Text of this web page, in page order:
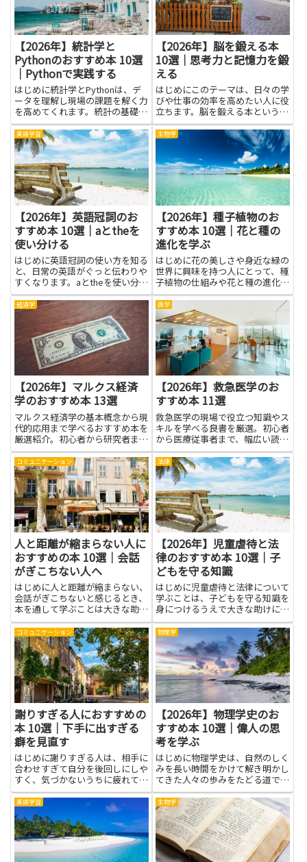
功...
【2026年】統計学と
Pythonのおすすめ本 10選
｜Pythonで実践する
はじめに統計学とPythonは、デ
ータを理解し現場の課題を解く力
を高めてくれます。統計の基礎
と、データの傾きを読み取る視
点、分析を再現性高く進める方法
を身につけると、資料作成や意思
決定の質が上がります。Python
を使えば、手作業の煩雑さを...
【2026年】脳を鍛える本
10選｜思考力と記憶力を鍛
える
はじめにこのテーマは、日々の学
びや仕事の効率を高めたい人に役
立ちます。脳を鍛える本という選
択肢を手に取ると、難しい専門書
の代わりに、読みやすい例えや実
践ノウハウを通じて、思考力と記
憶力を鍛えるヒントを見つけやす
くなります。読書を習慣にする
こ...
英語学習
【2026年】英語冠詞のお
すすめ本 10選｜aとtheを
使い分ける
はじめに英語冠詞の使い方を知る
と、日常の英語がぐっと伝わりや
すくなります。aとtheを使い分け
る感覚を身につければ、相手に伝
わる意味が明確になり、文章の流
れも自然になります。学ぶメリッ
トは、短い文でも自信を持って伝
えられること、読解の要点を...
生物学
【2026年】種子植物のお
すすめ本 10選｜花と種の
進化を学ぶ
はじめに花の美しさや身近な緑の
世界に興味を持つ人にとって、種
子植物の仕組みや花と種の進化を
知ることは大きな手がかりになり
ます。植物がどのように仲間と協
力して繁殖し、なぜさまざまな形
の花や実が生まれたのかを学ぶ
と、観察力が育ち、日常の自然観
察...
経済学
【2026年】マルクス経済
学のおすすめ本 13選
マルクス経済学の基本概念から現
代的応用まで学べるおすすめ本を
厳選紹介。初心者から研究者まで
幅広く役立つ内容です。
医学
【2026年】救急医学のお
すすめ本 11選
救急医学の現場で役立つ知識やス
キルを学べる良書を厳選。初心者
から医療従事者まで、幅広い読者
に最適な一冊を紹介します。
コミュニケーション
人と距離が縮まらない人に
おすすめの本 10選｜会話
がぎこちない人へ
はじめに人と距離が縮まらない、
会話がぎこちないと感じるとき、
本を通して学ぶことは大きな助け
になります。本は自分の考え方や
表現を客観的に見直すきっかけを
与え、心の持ち方や相手との関わ
り方を段階的に身につけられま
す。たとえば、不安を和らげる心
の...
法律
【2026年】児童虐待と法
律のおすすめ本 10選｜子
どもを守る知識
はじめに児童虐待と法律について
学ぶことは、子どもを守る知識を
身につけるうえで大きな助けにな
ります。虐待の兆候や法律上の権
利義務、通報や支援機関との連携
の仕方を知ることで、早期発見や
適切な対応がしやすくなります。
保護者や教育・医療・福祉関係
者...
コミュニケーション
謝りすぎる人におすすめの
本 10選｜下手に出すぎる
癖を見直す
はじめに謝りすぎる人は、相手に
合わせすぎて自分を後回しにしや
すく、気づかないうちに疲れてし
まうことが多いです。本を読む
と、謝るべき場面とそうでない場
面の区別や、穏やかに自分の意見
を伝える方法、自己肯定感を育て
る考え方がわかりやすく学べま
す。...
物理学
【2026年】物理学史のお
すすめ本 10選｜偉人の思
考を学ぶ
はじめに物理学史は、自然のしく
みを長い時間をかけて解き明かし
てきた人々の歩みをたどる道で
す。偉人の思考を学ぶことで、難
しい話題にもひとつひとつ理由づ
けがあることを感じられます。こ
こで紹介する書籍群は、昔の発見
がどうして生まれたのか、どんな
問...
英語学習 生物学